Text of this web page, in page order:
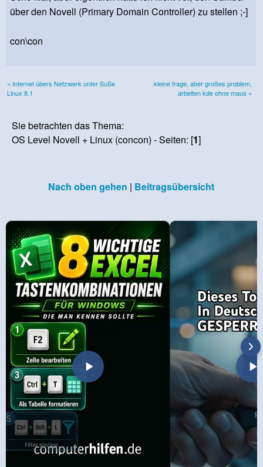
über den Novell (Primary Domain Controller) zu stellen ;-]
con\con
« Internet übers Netzwerk unter SuSe
Linux 8.1
kleine frage, aber großes problem,
arbeiten kde ohne maus »
Sie betrachten das Thema:
OS Level Novell + Linux (concon) - Seiten: [1]
Nach oben gehen | Beitragsübersicht